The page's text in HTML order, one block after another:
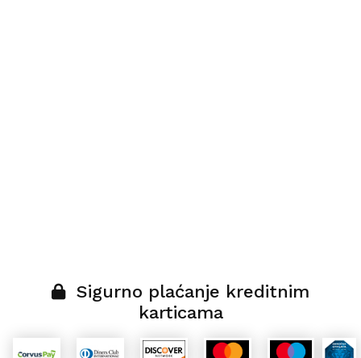
Sigurno plaćanje kreditnim
karticama